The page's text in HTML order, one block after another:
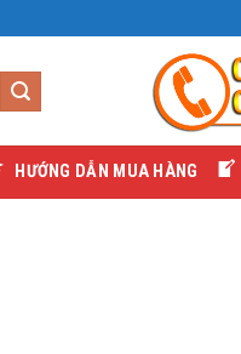
HƯỚNG DẪN MUA HÀNG